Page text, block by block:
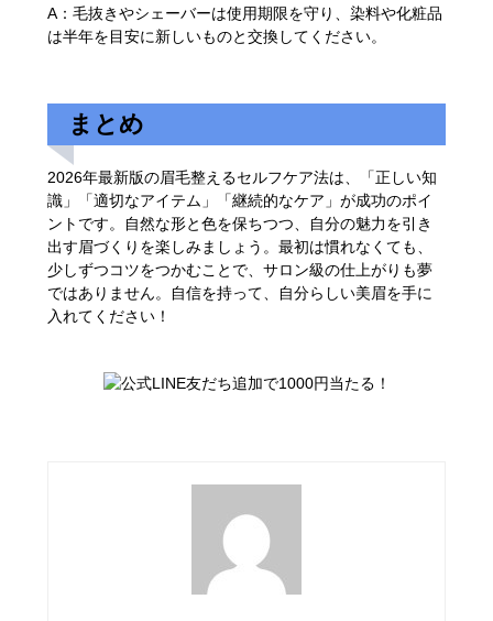
A：毛抜きやシェーバーは使用期限を守り、染料や化粧品
は半年を目安に新しいものと交換してください。
まとめ
2026年最新版の眉毛整えるセルフケア法は、「正しい知
識」「適切なアイテム」「継続的なケア」が成功のポイ
ントです。自然な形と色を保ちつつ、自分の魅力を引き
出す眉づくりを楽しみましょう。最初は慣れなくても、
少しずつコツをつかむことで、サロン級の仕上がりも夢
ではありません。自信を持って、自分らしい美眉を手に
入れてください！